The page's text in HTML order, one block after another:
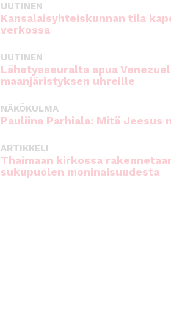
UUTINEN
Kansalaisyhteiskunnan tila
verkossa
UUTINEN
Lähetysseuralta apua
maanjäristyksen uhreille
NÄKÖKULMA
Pauliina Parhiala: Mitä Jeesus
ARTIKKELI
Thaimaan kirkossa
sukupuolen moninaisuudesta